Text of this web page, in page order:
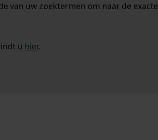
van uw zoektermen om naar de exacte
u hier.